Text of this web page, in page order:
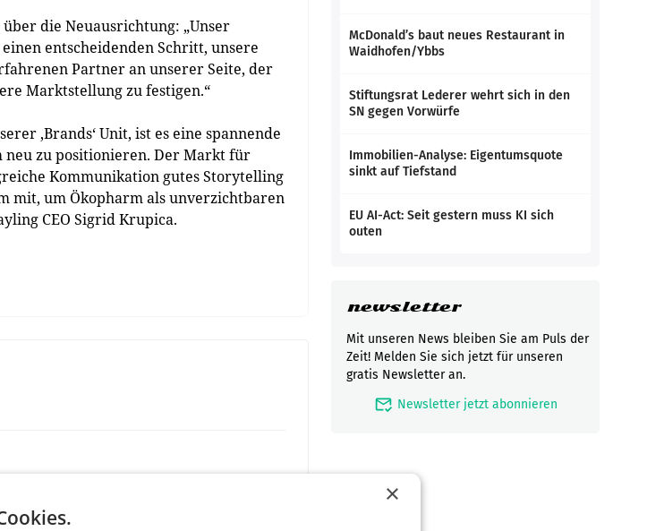
die Neuausrichtung: „Unser
entscheidenden Schritt, unsere
Partner an unserer Seite, der
Marktstellung zu festigen.“
‚Brands‘ Unit, ist es eine spannende
zu positionieren. Der Markt für
Kommunikation gutes Storytelling
mit, um Ökopharm als unverzichtbaren
CEO Sigrid Krupica.
McDonald’s baut neues Restaurant in
Waidhofen/Ybbs
Stiftungsrat Lederer wehrt sich in den
SN gegen Vorwürfe
Immobilien-Analyse: Eigentumsquote
sinkt auf Tiefstand
EU AI-Act: Seit gestern muss KI sich
outen
newsletter
Mit unseren News bleiben Sie am Puls der
Zeit! Melden Sie sich jetzt für unseren
gratis Newsletter an.
mark_email_read Newsletter jetzt abonnieren
×